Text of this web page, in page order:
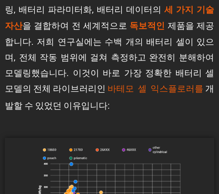
링, 배터리 파라미터화, 배터리 데이터의 세 가지 기술
자산을 결합하여 전 세계적으로 독보적인 제품을 제공
합니다. 저희 연구실에는 수백 개의 배터리 셀이 있으
며, 전체 작동 범위에 걸쳐 측정하고 완전히 분해하여
모델링했습니다. 이것이 바로 가장 정확한 배터리 셀
모델의 전체 라이브러리인 바테모 셀 익스플로러를 개
발할 수 있었던 이유입니다: